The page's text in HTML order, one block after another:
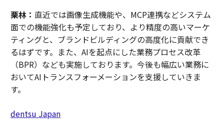
栗林： 直近では画像生成機能や、MCP連携などシステム
面での機能強化も予定しており、より精度の高いマーケ
ティングと、ブランドビルディングの高度化に貢献でき
るはずです。また、AIを起点にした業務プロセス改革
（BPR）なども実施しております。今後も幅広い業務に
おいてAIトランスフォーメーションを支援していきま
す。
dentsu Japan